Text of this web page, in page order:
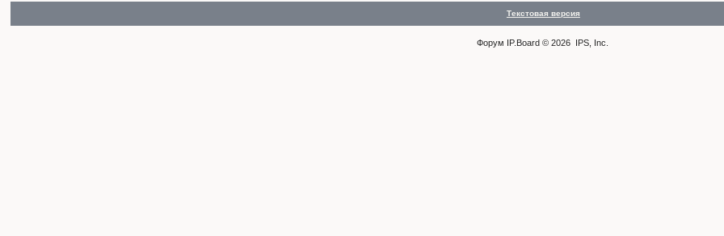
Текстовая версия
Форум IP.Board © 2026 IPS, Inc